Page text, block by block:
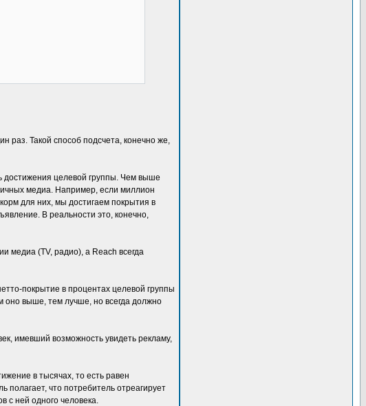
раз. Такой способ подсчета, конечно же,
достижения целевой группы. Чем выше
медиа. Например, если миллион
для них, мы достигаем покрытия в
В реальности это, конечно,
медиа (TV, радио), а Reach всегда
покрытие в процентах целевой группы
оно выше, тем лучше, но всегда должно
имевший возможность увидеть рекламу,
в тысячах, то есть равен
полагает, что потребитель отреагирует
с ней одного человека.